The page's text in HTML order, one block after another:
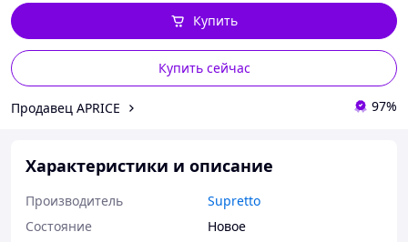
Купить сейчас
Купить
Продавец APRICE 97%
Характеристики и описание
Производитель
Supretto
Состояние
Новое